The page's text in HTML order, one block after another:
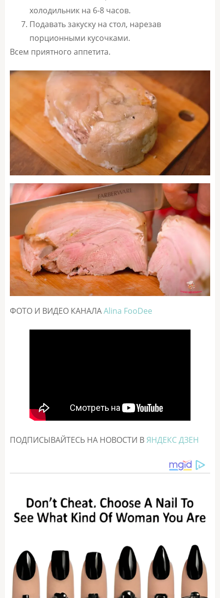
холодильник на 6-8 часов.
Подавать закуску на стол, нарезав
порционными кусочками.
Всем приятного аппетита.
ФОТО И ВИДЕО КАНАЛАAlina FooDee
ПОДПИСЫВАЙТЕСЬ НА НОВОСТИ ВЯНДЕКС ДЗЕН